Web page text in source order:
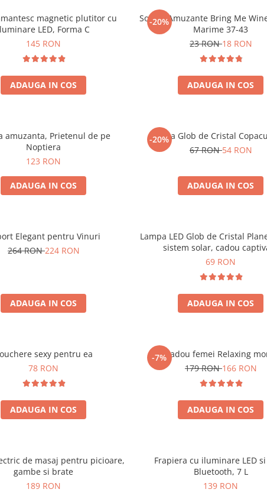
magnetic plutitor cu
LED, Forma C
145 RON
ADAUGA IN COS
-20%
Sosete Amuzante Bring Me
Marime 37-43
23 RON18 RON
ADAUGA IN COS
amuzanta, Prietenul de pe
Noptiera
123 RON
ADAUGA IN COS
-20%
Lampa Glob de Cristal
67 RON54 RON
ADAUGA IN COS
Elegant pentru Vinuri
264 RON224 RON
ADAUGA IN COS
Lampa LED Glob de Cristal
sistem solar, cadou
69 RON
ADAUGA IN COS
sexy pentru ea
78 RON
ADAUGA IN COS
-7%
Set cadou femei Relaxing
179 RON166 RON
ADAUGA IN COS
de masaj pentru picioare,
gambe si brate
189 RON
Frapiera cu iluminare LED
Bluetooth, 7 L
139 RON